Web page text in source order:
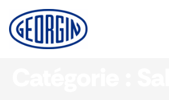
Panneau de gestion des cookies